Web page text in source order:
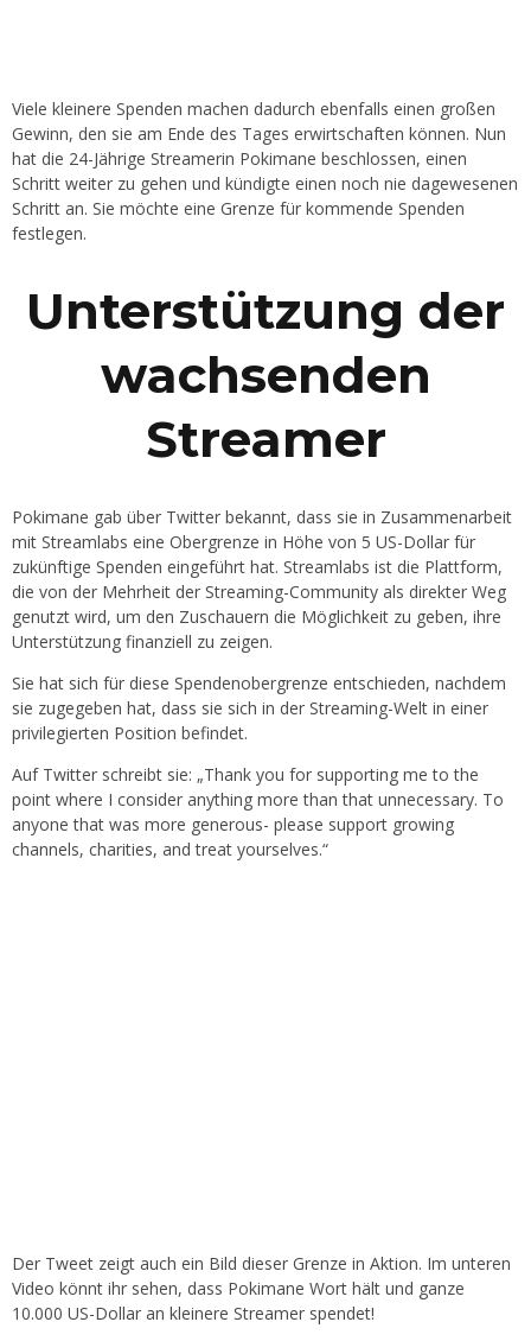
Viele kleinere Spenden machen dadurch ebenfalls einen großen
Gewinn, den sie am Ende des Tages erwirtschaften können. Nun
hat die 24-Jährige Streamerin Pokimane beschlossen, einen
Schritt weiter zu gehen und kündigte einen noch nie dagewesenen
Schritt an. Sie möchte eine Grenze für kommende Spenden
festlegen.
Unterstützung der
wachsenden
Streamer
Pokimane gab über Twitter bekannt, dass sie in Zusammenarbeit
mit Streamlabs eine Obergrenze in Höhe von 5 US-Dollar für
zukünftige Spenden eingeführt hat. Streamlabs ist die Plattform,
die von der Mehrheit der Streaming-Community als direkter Weg
genutzt wird, um den Zuschauern die Möglichkeit zu geben, ihre
Unterstützung finanziell zu zeigen.
Sie hat sich für diese Spendenobergrenze entschieden, nachdem
sie zugegeben hat, dass sie sich in der Streaming-Welt in einer
privilegierten Position befindet.
Auf Twitter schreibt sie: „Thank you for supporting me to the
point where I consider anything more than that unnecessary. To
anyone that was more generous- please support growing
channels, charities, and treat yourselves.“
Der Tweet zeigt auch ein Bild dieser Grenze in Aktion. Im unteren
Video könnt ihr sehen, dass Pokimane Wort hält und ganze
10.000 US-Dollar an kleinere Streamer spendet!